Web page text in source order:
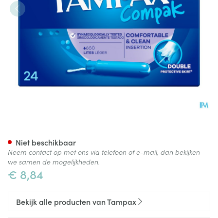
€ 8,84
Niet beschikbaar
Neem contact op met ons via telefoon of e-mail, dan bekijken
we samen de mogelijkheden.
Bekijk alle producten van Tampax